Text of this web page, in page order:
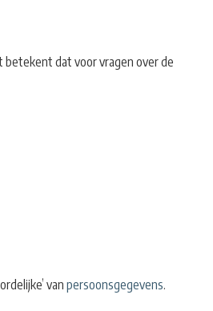
betekent dat voor vragen over de
van persoonsgegevens.